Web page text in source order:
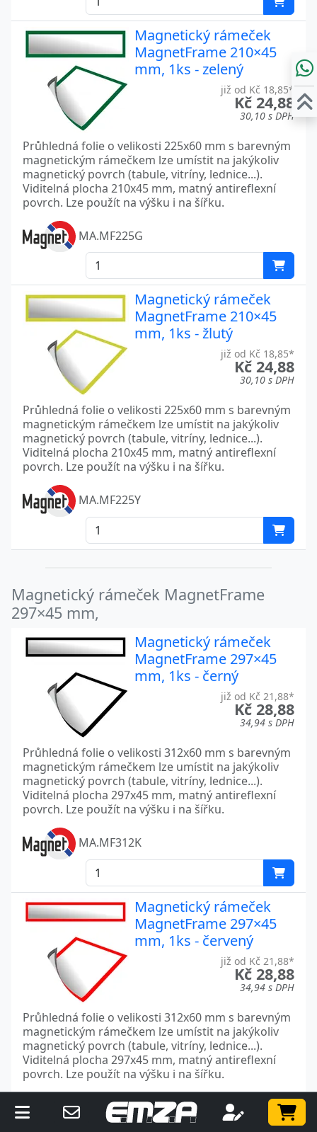
Magnetický rámeček
MagnetFrame 210×45
mm, 1ks - zelený
již od Kč 18,85*
Kč 24,88
30,10 s DPH
Průhledná folie o velikosti 225x60 mm s barevným
magnetickým rámečkem lze umístit na jakýkoliv
magnetický povrch (tabule, vitríny, lednice...).
Viditelná plocha 210x45 mm, matný antireflexní
povrch. Lze použít na výšku i na šířku.
MA.MF225G
Magnetický rámeček
MagnetFrame 210×45
mm, 1ks - žlutý
již od Kč 18,85*
Kč 24,88
30,10 s DPH
Průhledná folie o velikosti 225x60 mm s barevným
magnetickým rámečkem lze umístit na jakýkoliv
magnetický povrch (tabule, vitríny, lednice...).
Viditelná plocha 210x45 mm, matný antireflexní
povrch. Lze použít na výšku i na šířku.
MA.MF225Y
Magnetický rámeček MagnetFrame
297×45 mm,
Magnetický rámeček
MagnetFrame 297×45
mm, 1ks - černý
již od Kč 21,88*
Kč 28,88
34,94 s DPH
Průhledná folie o velikosti 312x60 mm s barevným
magnetickým rámečkem lze umístit na jakýkoliv
magnetický povrch (tabule, vitríny, lednice...).
Viditelná plocha 297x45 mm, matný antireflexní
povrch. Lze použít na výšku i na šířku.
MA.MF312K
Magnetický rámeček
MagnetFrame 297×45
mm, 1ks - červený
již od Kč 21,88*
Kč 28,88
34,94 s DPH
Průhledná folie o velikosti 312x60 mm s barevným
magnetickým rámečkem lze umístit na jakýkoliv
magnetický povrch (tabule, vitríny, lednice...).
Viditelná plocha 297x45 mm, matný antireflexní
povrch. Lze použít na výšku i na šířku.
MA.MF312R